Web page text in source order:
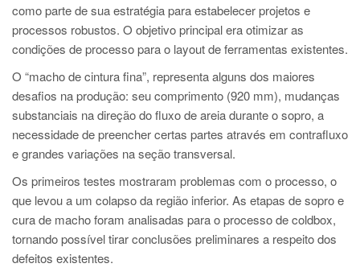
EN
ES
MAGMA Asia Pacific Pte ltd., Singapura
EN
MAGMA América do Sul, Brasil
PT
ES
EN
TR
como parte de sua estratégia para estabelecer projetos e
processos robustos. O objetivo principal era otimizar as
condições de processo para o layout de ferramentas existentes.
O “macho de cintura fina”, representa alguns dos maiores
desafios na produção: seu comprimento (920 mm), mudanças
substanciais na direção do fluxo de areia durante o sopro, a
necessidade de preencher certas partes através em contrafluxo
e grandes variações na seção transversal.
Os primeiros testes mostraram problemas com o processo, o
que levou a um colapso da região inferior. As etapas de sopro e
cura de macho foram analisadas para o processo de coldbox,
tornando possível tirar conclusões preliminares a respeito dos
defeitos existentes.